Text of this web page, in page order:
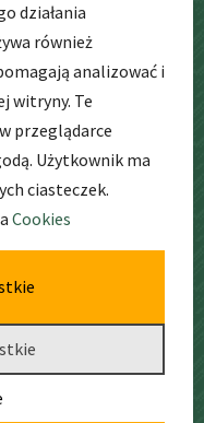
działania
również
analizować i
witryny. Te
przeglądarce
Użytkownik ma
ciasteczek.
Cookies